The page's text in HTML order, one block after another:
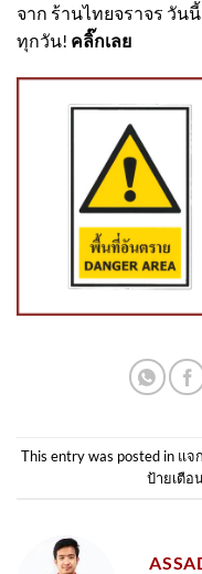
จาก ร้านไทยจราจร วัน
ทุกวัน! คลิ๊กเลย
This entry was posted in แจ
ป้ายเตือ